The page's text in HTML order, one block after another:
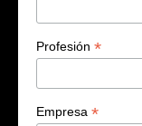
Profesión *
Empresa *